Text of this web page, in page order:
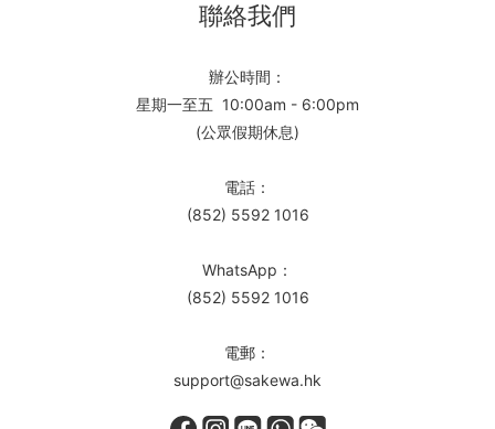
聯絡我們
辦公時間：
星期一至五 10:00am - 6:00pm
(公眾假期休息)
電話：
(852) 5592 1016
WhatsApp：
(852) 5592 1016
電郵：
support@sakewa.hk